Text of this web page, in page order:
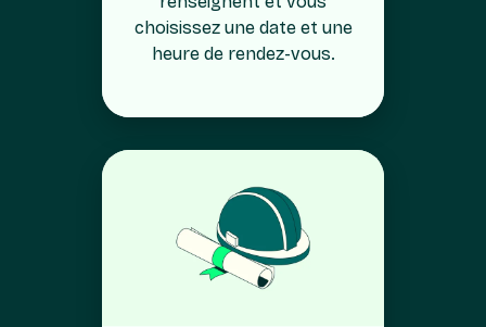
choisissez une date et une
heure de rendez-vous.